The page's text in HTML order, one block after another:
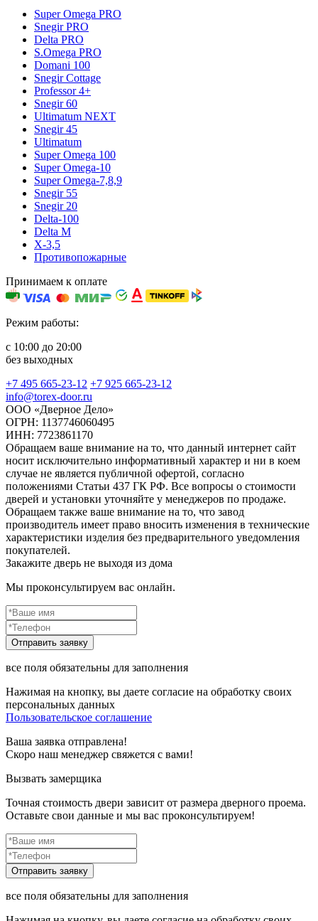
Super Omega PRO
Snegir PRO
Delta PRO
S.Omega PRO
Domani 100
Snegir Cottage
Professor 4+
Snegir 60
Ultimatum NEXT
Snegir 45
Ultimatum
Super Omega 100
Super Omega-10
Super Omega-7,8,9
Snegir 55
Snegir 20
Delta-100
Delta M
X-3,5
Противопожарные
Принимаем к оплате
Режим работы:
с 10:00 до 20:00
без выходных
+7 495 665-23-12 +7 925 665-23-12
info@torex-door.ru
ООО «Дверное Дело»
ОГРН: 1137746060495
ИНН: 7723861170
Обращаем ваше внимание на то, что данный интернет сайт
носит исключительно информативный характер и ни в коем
случае не является публичной офертой, согласно
положениями Статьи 437 ГК РФ. Все вопросы о стоимости
дверей и установки уточняйте у менеджеров по продаже.
Обращаем также ваше внимание на то, что завод
производитель имеет право вносить изменения в технические
характеристики изделия без предварительного уведомления
покупателей.
Закажите дверь не выходя из дома
Мы проконсультируем вас онлайн.
все поля обязательны для заполнения
Нажимая на кнопку, вы даете согласие на обработку своих
персональных данных
Пользовательское соглашение
Ваша заявка отправлена!
Скоро наш менеджер свяжется с вами!
Вызвать замерщика
Точная стоимость двери зависит от размера дверного проема.
Оставьте свои данные и мы вас проконсультируем!
все поля обязательны для заполнения